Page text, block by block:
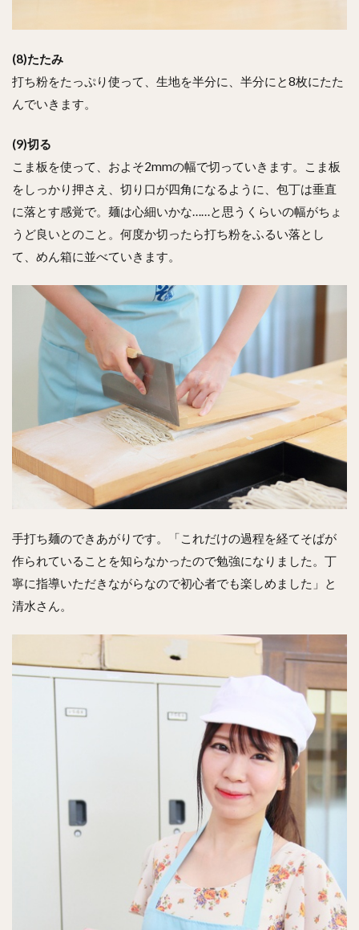
(8)たたみ
打ち粉をたっぷり使って、生地を半分に、半分にと8枚にたた
んでいきます。
(9)切る
こま板を使って、およそ2mmの幅で切っていきます。こま板
をしっかり押さえ、切り口が四角になるように、包丁は垂直
に落とす感覚で。麺は心細いかな……と思うくらいの幅がちょ
うど良いとのこと。何度か切ったら打ち粉をふるい落とし
て、めん箱に並べていきます。
手打ち麺のできあがりです。「これだけの過程を経てそばが
作られていることを知らなかったので勉強になりました。丁
寧に指導いただきながらなので初心者でも楽しめました」と
清水さん。